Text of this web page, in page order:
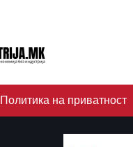
Политика на приватност